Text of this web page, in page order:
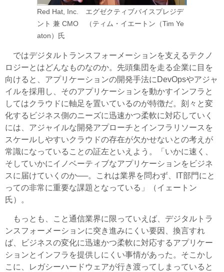
Red Hat, Inc. エグゼクティブバイスプレジデ
ント 兼 CMO （ティム・イエートン（Tim Ye
aton）氏
ではデジタルトランスフォーメーションを支えるテクノ
ロジーとはどんなものなのか。先頭集団を走る企業に目を
向けると、アプリケーションの開発手法にDevOpsやアジャ
イルを採用し、そのアプリケーションを動かすインフラと
してはクラウドに軸足を置いているのが特徴だ。刻々と変
化するビジネス側のニーズに迅速かつ柔軟に対応していく
には、アジャイルな開発アプローチとインフラリソースを
スケールしやすいクラウドの存在が欠かせないとの考えが
常識になっていることの証左といえよう。「いかに速く、
そしていかにイノベーティブなアプリケーションをビジネ
スに届けていくのか──。これは業界を問わず、IT部門にと
っての非常に重要な課題となっている」（イェートン
氏）。
もっとも、こと通信業界に限っていえば、デジタルトラ
ンスフォーメーションに突き進みにくい要因、換言すれ
ば、ビジネスの変化に迅速かつ柔軟に対応するアプリケー
ションとインフラを提供しにくい事情があった。そこかし
こに、レガシーハードウェアが行き渡ってしまっていると